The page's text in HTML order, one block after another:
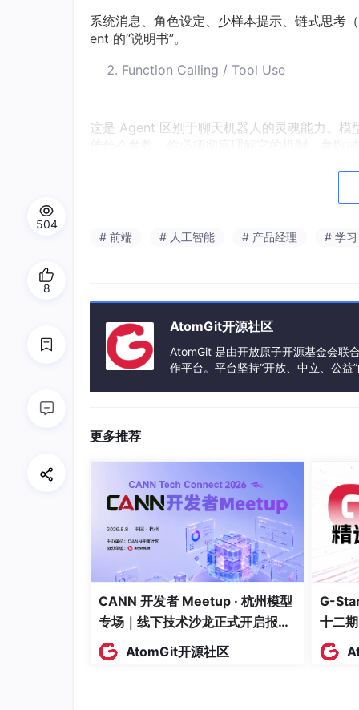
系统消息、角色设定、少样本提示、链式思
ent 的“说明书”。
Function Calling / Tool Use
这是 Agent 区别于聊天机器人的灵魂能力。模
SSE（Server-Sent Events）或 WebSocket
temperature、top_p、max_tokens 对回答风
📌 产出标准：独立写出一个能调用外部 API（
不看论文也能彻底明白 Agent，关键是把这四个
规划 Planning：任务分解、步骤排序（
记忆 Memory：短期记忆（对话历史缓存
工具使用 Tool Use：将外部能力封装成
行动 Action：执行工具 → 观察结果 → 反
强烈建议你手动实现一个 ReAct Agent，用几
或搜索模拟器。这一关过了，你看任何 Agent
四、框架与工具栈：抓住 JS 生
# 前端 # 人工智能 # 产品经理 # 学习
AtomGit开源社区
AtomGit 是由开放原子开源基金会联
作平台。平台坚持“开放、中立、公
更多推荐
CANN 开发者 Meetup · 杭州模型
专场｜线下技术沙龙正式开启报
名！
AtomGit开源社区
G-
十二期
504
8